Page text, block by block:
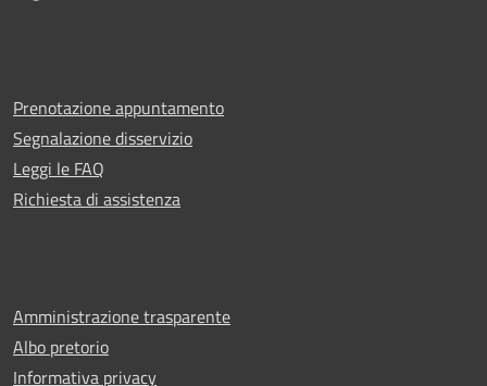
Prenotazione appuntamento
Segnalazione disservizio
Leggi le FAQ
Richiesta di assistenza
Amministrazione trasparente
Albo pretorio
Informativa privacy